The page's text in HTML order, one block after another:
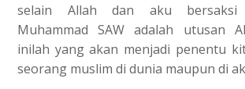
selain Allah dan aku bersaksi
Muhammad SAW adalah utusan
inilah yang akan menjadi penentu
seorang muslim di dunia maupun di